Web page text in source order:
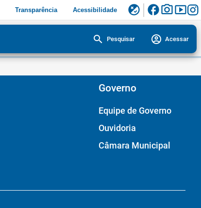
Transparência Acessibilidade flaky facebookphoto_camerasmart_display
search Pesquisar account_circle Acessar
Governo
Equipe de Governo
Ouvidoria
Câmara Municipal